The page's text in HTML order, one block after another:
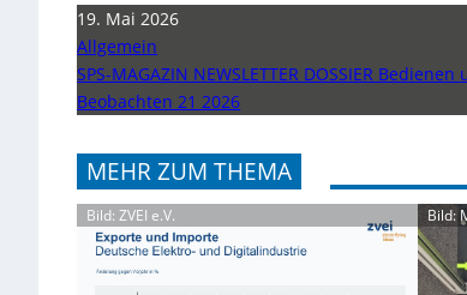
19. Mai 2026
Allgemein
SPS-MAGAZIN NEWSLETTER DOSSIER Bedienen
Beobachten 21 2026
MEHR ZUM THEMA
Bild: ZVEI e.V. Bild: